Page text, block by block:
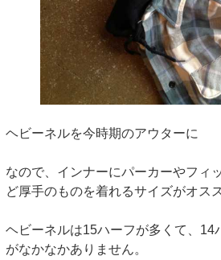
ヘビーネルを今時期のアウターに
なので、インナーにパーカーやフィ
ど厚手のものを着れるサイズがオス
ヘビーネルは15ハーフが多くて、14
がなかなかありません。